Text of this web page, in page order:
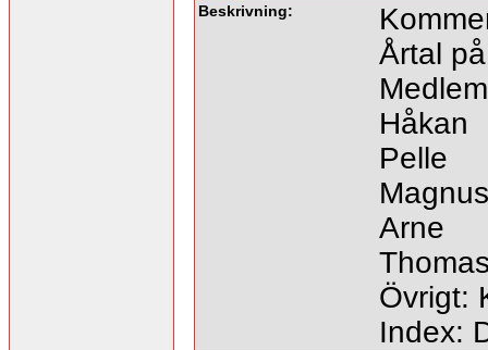
Beskrivning:
Årtal
Håkan
Pelle
Magnus
Arne
Övrigt:
Index: